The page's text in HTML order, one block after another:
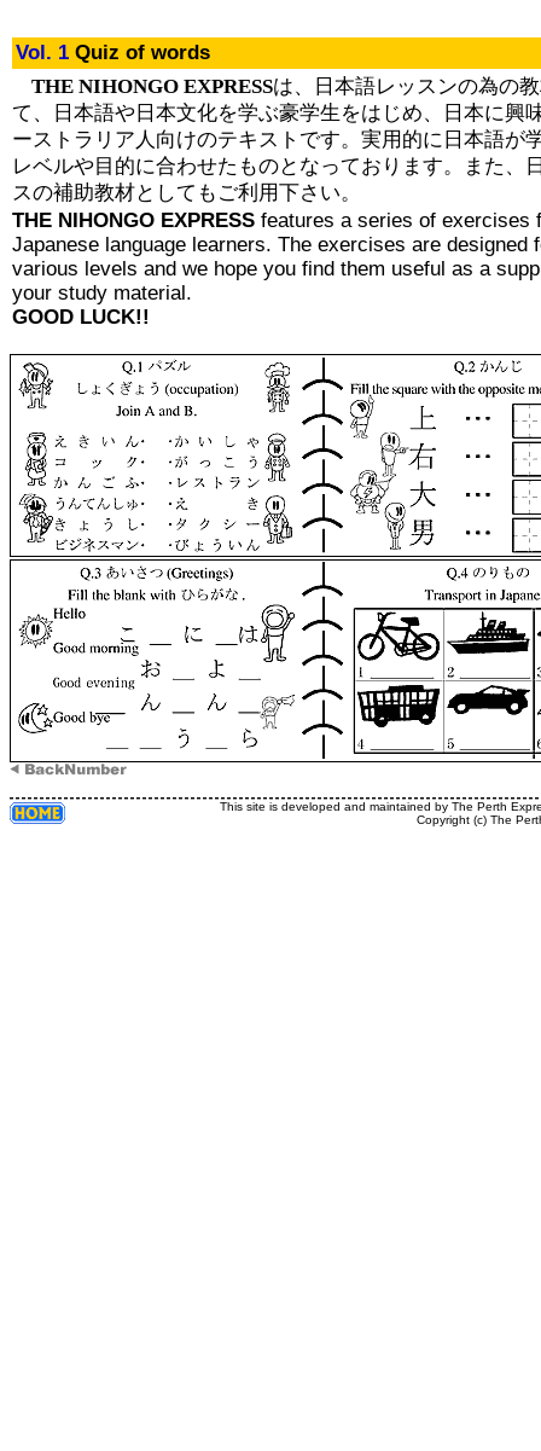
Vol. 1 Quiz of words
THE NIHONGO EXPRESSは、日本語レッスンの為の
て、日本語や日本文化を学ぶ豪学生をはじめ、日本に興
ーストラリア人向けのテキストです。実用的に日本語が
レベルや目的に合わせたものとなっております。また、
スの補助教材としてもご利用下さい。
THE NIHONGO EXPRESS features a series of exercises
Japanese language learners. The exercises are designed
various levels and we hope you find them useful as a
your study material.
GOOD LUCK!!
This site is developed and maintained by The Perth
Copyright (c) The